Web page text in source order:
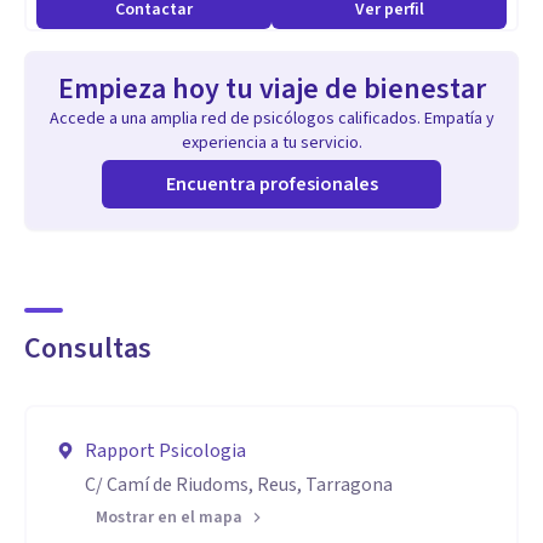
Enfermedades tratadas:
*Baja autoestima
*Bullying (acoso escolar)
*Problemas de relación
*Trastornos psicosomáticos
*Ataques de pánico
Contactar Ver perfil
Empieza hoy tu viaje de bienestar
Accede a una amplia red de psicólogos calificados. Empatía y
experiencia a tu servicio.
Encuentra profesionales
Consultas
Rapport Psicologia
C/ Camí de Riudoms, Reus, Tarragona
Mostrar en el mapa